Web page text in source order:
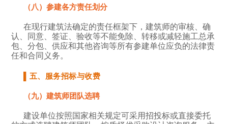
（八）参建各方责任划分
在现行建筑法确定的责任框架下，建筑师的审核、确
认、同意、签证、验收等不能免除、转移或减轻施工总承
包、分包、供应和其他咨询等所有参建单位应负的法律责
任和合同义务。
▌五、服务招标与收费
（九）建筑师团队选聘
建设单位按照国家相关规定可采用招投标或直接委托